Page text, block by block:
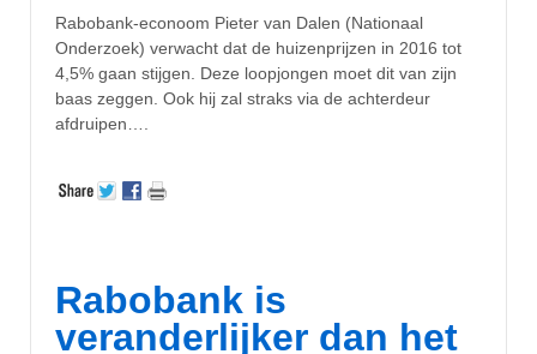
Rabobank-econoom Pieter van Dalen (Nationaal
Onderzoek) verwacht dat de huizenprijzen in 2016 tot
4,5% gaan stijgen. Deze loopjongen moet dit van zijn
baas zeggen. Ook hij zal straks via de achterdeur
afdruipen….
Rabobank is
veranderlijker dan het